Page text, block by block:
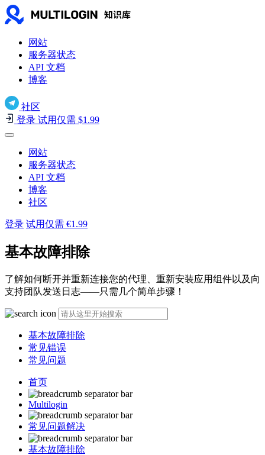
网站
服务器状态
API 文档
博客
社区
登录 试用仅需 $1.99
网站
服务器状态
API 文档
博客
社区
登录 试用仅需 €1.99
基本故障排除
了解如何断开并重新连接您的代理、重新安装应用组件以及向
支持团队发送日志——只需几个简单步骤！
基本故障排除
常见错误
常见问题
首页
Multilogin
常见问题解决
基本故障排除